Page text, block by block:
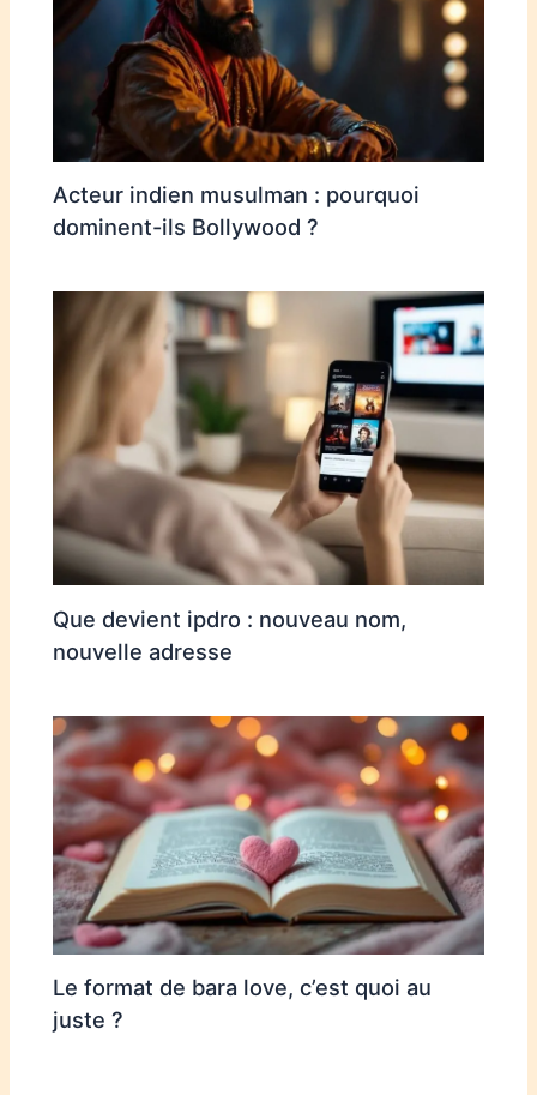
Acteur indien musulman : pourquoi
dominent-ils Bollywood ?
Que devient ipdro : nouveau nom,
nouvelle adresse
Le format de bara love, c’est quoi au
juste ?